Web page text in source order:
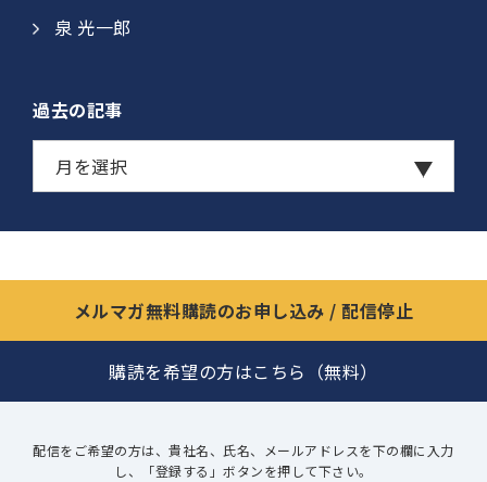
泉 光一郎
過去の記事
メルマガ無料購読のお申し込み / 配信停止
購読を希望の方はこちら（無料）
配信をご希望の方は、貴社名、氏名、メールアドレスを下の欄に入力
し、「登録する」ボタンを押して下さい。